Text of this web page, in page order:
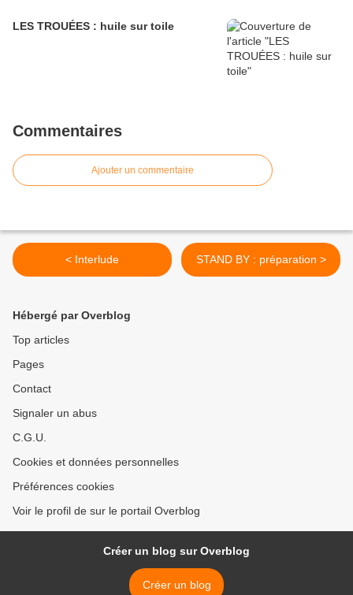
LES TROUÉES : huile sur toile
Commentaires
Ajouter un commentaire
< Interlude STAND BY : préparation >
Hébergé par Overblog
Top articles
Pages
Contact
Signaler un abus
C.G.U.
Cookies et données personnelles
Préférences cookies
Voir le profil de sur le portail Overblog
Créer un blog sur Overblog
Créer un blog